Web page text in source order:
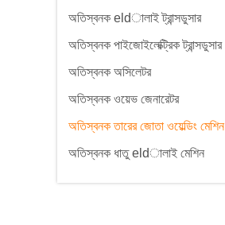
অতিস্বনক eldালাই ট্রান্সডুসার
অতিস্বনক পাইজোইলেক্ট্রিক ট্রান্সডুসার
অতিস্বনক অসিলেটর
অতিস্বনক ওয়েভ জেনারেটর
অতিস্বনক তারের জোতা ওয়েল্ডিং মেশিন
অতিস্বনক ধাতু eldালাই মেশিন